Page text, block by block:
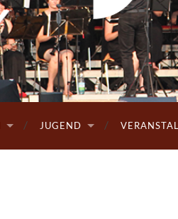
Buchholz
JUGEND